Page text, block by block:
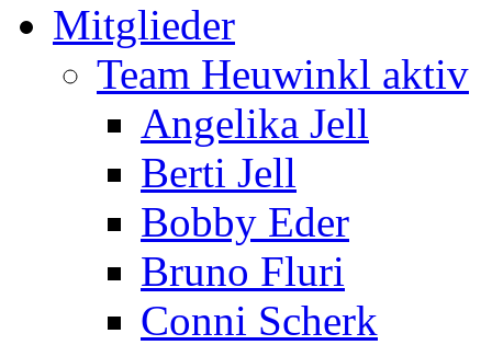
Mitglieder
Team Heuwinkl aktiv
Angelika Jell
Berti Jell
Bobby Eder
Bruno Fluri
Conni Scherk